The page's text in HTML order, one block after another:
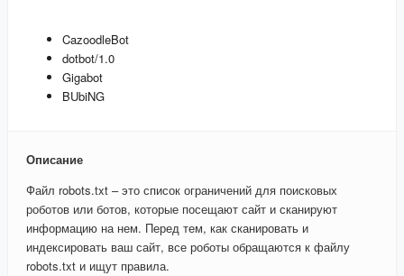
CazoodleBot
dotbot/1.0
Gigabot
BUbiNG
Описание
Файл robots.txt – это список ограничений для поисковых
роботов или ботов, которые посещают сайт и сканируют
информацию на нем. Перед тем, как сканировать и
индексировать ваш сайт, все роботы обращаются к файлу
robots.txt и ищут правила.